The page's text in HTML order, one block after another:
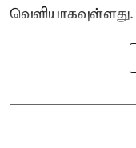
வெளியாகவுள்ளது.